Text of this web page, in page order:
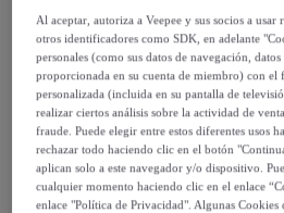
CAMISA RAYAS
Desde
14,95 €
61,95 €
-75%
Al aceptar, autoriza a Veepee y sus socios a usar
otros identificadores como SDK, en adelante
personales (como sus datos de navegación,
proporcionada en su cuenta de miembro) con
personalizada (incluida en su pantalla de
realizar ciertos análisis sobre la actividad de
fraude. Puede elegir entre estos diferentes usos
rechazar todo haciendo clic en el botón
aplican solo a este navegador y/o dispositivo.
cualquier momento haciendo clic en el enlace
enlace "Política de Privacidad". Algunas Cookies